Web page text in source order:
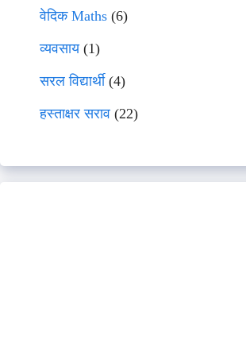
वेदिक Maths (6)
व्यवसाय(1)
सरल विद्यार्थी(4)
हस्ताक्षर सराव (22)